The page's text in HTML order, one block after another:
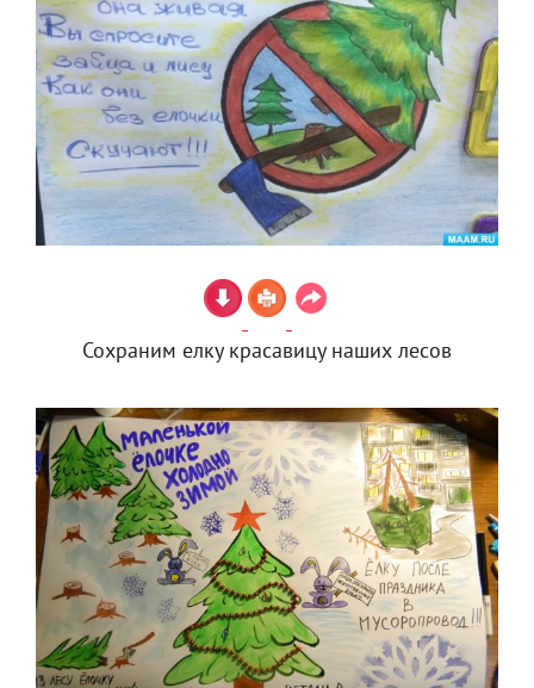
Сохраним елку красавицу наших лесов